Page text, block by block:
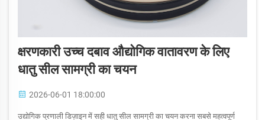
क्षरणकारी उच्च दबाव औद्योगिक वातावरण के लिए
धातु सील सामग्री का चयन
2026-06-01 18:00:00
उद्योगिक प्रणाली डिज़ाइन में सही धातु सील सामग्री का चयन करना सबसे महत्वपूर्ण